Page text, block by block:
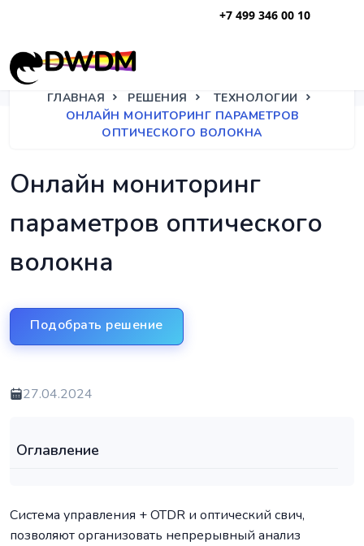
+7 499 346 00 10
ГЛАВНАЯ РЕШЕНИЯ
ТЕХНОЛОГИИ
ОНЛАЙН МОНИТОРИНГ ПАРАМЕТРОВ
ОПТИЧЕСКОГО ВОЛОКНА
Онлайн мониторинг
параметров оптического
волокна
Подобрать решение
27.04.2024
Оглавление
Система управления + OTDR и оптический свич,
позволяют организовать непрерывный анализ